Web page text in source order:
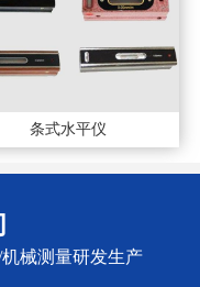
条式水平仪
械测量研发生产